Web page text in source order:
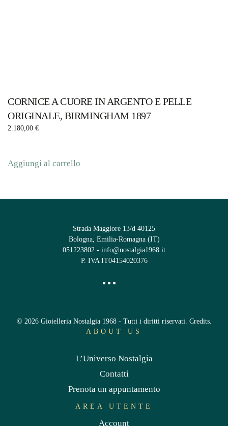
CORNICE A CUORE IN ARGENTO E PELLE
ORIGINALE, BIRMINGHAM 1897
2.180,00 €
Aggiungi al carrello
Strada Maggiore 13/d 40125
Bologna, Emilia-Romagna (IT)
051223802 - info@nostalgia1968.it
P. IVA IT04154020376
© 2026Gioielleria Nostalgia 1968 - Tutti i diritti riservati. Credits.
ABOUT US
L’Universo Nostalgia
Contatti
Prenota un appuntamento
AREA UTENTE
Account